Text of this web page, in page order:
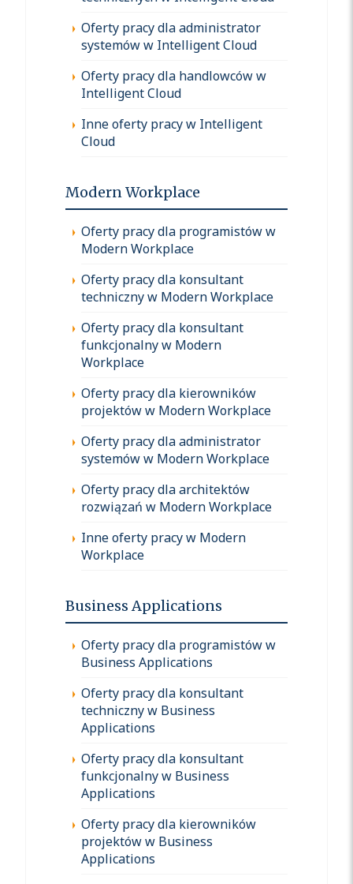
Oferty pracy dla administrator
systemów w Intelligent Cloud
Oferty pracy dla handlowców w
Intelligent Cloud
Inne oferty pracy w Intelligent
Cloud
Modern Workplace
Oferty pracy dla programistów w
Modern Workplace
Oferty pracy dla konsultant
techniczny w Modern Workplace
Oferty pracy dla konsultant
funkcjonalny w Modern
Workplace
Oferty pracy dla kierowników
projektów w Modern Workplace
Oferty pracy dla administrator
systemów w Modern Workplace
Oferty pracy dla architektów
rozwiązań w Modern Workplace
Inne oferty pracy w Modern
Workplace
Business Applications
Oferty pracy dla programistów w
Business Applications
Oferty pracy dla konsultant
techniczny w Business
Applications
Oferty pracy dla konsultant
funkcjonalny w Business
Applications
Oferty pracy dla kierowników
projektów w Business
Applications